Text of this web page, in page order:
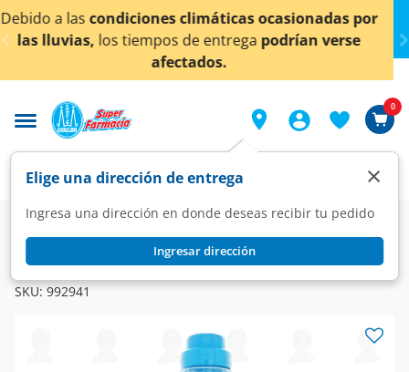
< div class="carousel-inner">
ocasionadas por
podrían verse
¡Ahora también en
conocer
Elige una dirección de entrega
Ingresa una dirección en donde deseas recibir tu pedido
Ingresar dirección
×
0
Super Hogar Lavandería Suavizantes
Suavizante de Telas Ensueño Bebé con Aloe Vera, 850 ml.
SKU: 992941